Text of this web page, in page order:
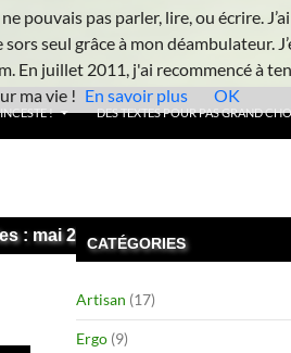
! DES TEXTES POUR PAS GRAND
: mai 2026CATÉGORIES
Artisan (17)
Ergo (9)
pouvais pas parler, lire, ou écrire.
seul grâce à mon déambulateur.
En juillet 2011, j'ai recommencé à
ma vie ! En savoir plus OK